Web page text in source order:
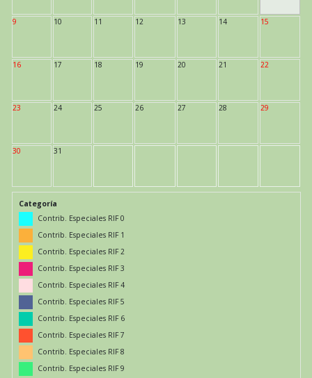
9 10 11 12 13 14 15
16 17 18 19 20 21 22
23 24 25 26 27 28 29
30 31
Categoría
Contrib. Especiales RIF 0
Contrib. Especiales RIF 1
Contrib. Especiales RIF 2
Contrib. Especiales RIF 3
Contrib. Especiales RIF 4
Contrib. Especiales RIF 5
Contrib. Especiales RIF 6
Contrib. Especiales RIF 7
Contrib. Especiales RIF 8
Contrib. Especiales RIF 9